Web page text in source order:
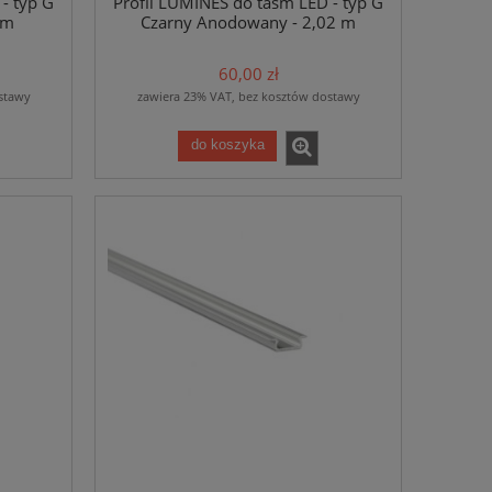
Czarny Anodowany - 2,02 m
60,00 zł
zawiera 23% VAT, bez kosztów dostawy
do koszyka